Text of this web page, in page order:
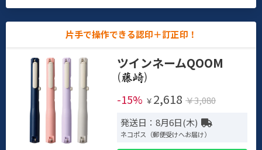
片手で操作できる認印＋訂正印！
ツインネームQOOM
(
)
-15% ￥ 2,618 ￥3,080
発送日：8月6日(木)
ネコポス（郵便受けへお届け）